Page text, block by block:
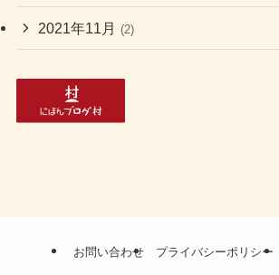
2021年11月 (2)
お問い合わせ プライバシーポリシー